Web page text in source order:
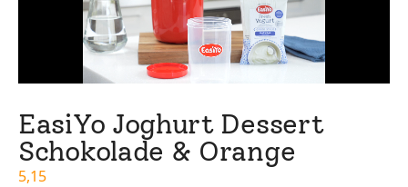
EasiYo Joghurt Dessert
Schokolade & Orange
5,15